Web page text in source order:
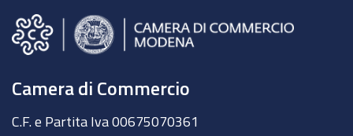
Camera di Commercio
C.F. e Partita Iva 00675070361